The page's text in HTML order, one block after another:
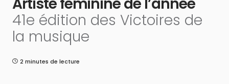
41e édition des Victoires de
la musique
2 minutes de lecture